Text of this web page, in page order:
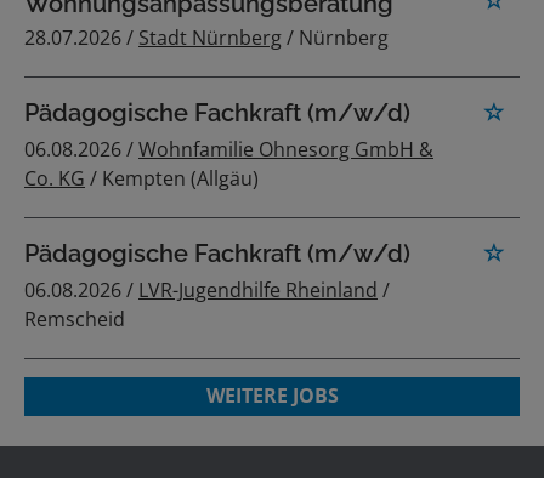
28.07.2026 / Stadt Nürnberg/ Nürnberg
Pädagogische Fachkraft (m/w/d)
06.08.2026 /Wohnfamilie Ohnesorg GmbH &
Co. KG / Kempten (Allgäu)
Pädagogische Fachkraft (m/w/d)
06.08.2026 / LVR-Jugendhilfe Rheinland /
Remscheid
WEITERE JOBS